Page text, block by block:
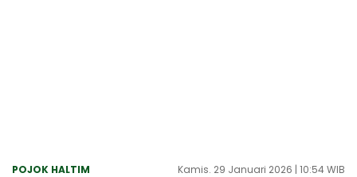
POJOK HALTIM Kamis. 29 Januari 2026 | 10:54 WIB